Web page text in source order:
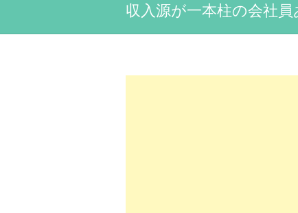
収入源が一本柱の会社